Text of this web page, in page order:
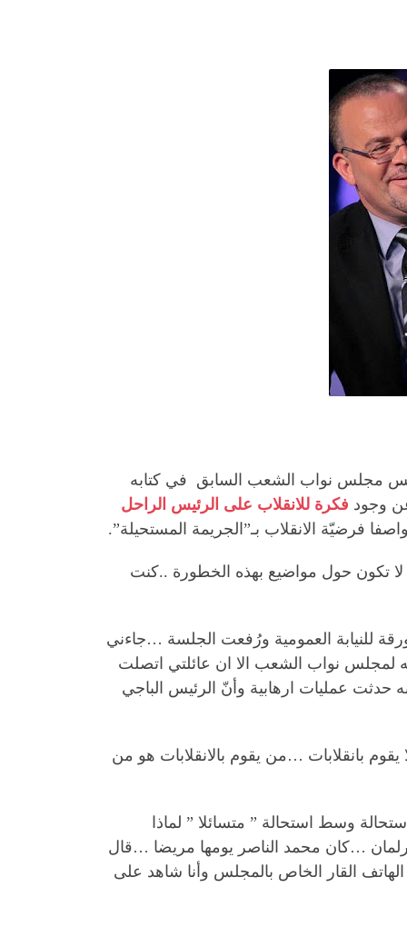
جاء في شهادة محمد الناصر رئيس مجلس نواب الشعب السابق في كتابه
وجود فكرة للانقلاب على الرئيس الراحل
فرضيّة الانقلاب بـ”الجريمة المستحيلة”.
تكون حول مواضيع بهذه الخطورة ..كنت
للنيابة العمومية ورُفعت الجلسة …جاءني
لمجلس نواب الشعب الا ان عائلتي اتصلت
حدثت عمليات ارهابية وأنّ الرئيس الباجي
بانقلابات …من يقوم بالانقلابات هو من
يمثلان استحالة وسط استحالة ” متسائلا ” لماذا
…كان محمد الناصر يومها مريضا …قال
القار الخاص بالمجلس وأنا شاهد على